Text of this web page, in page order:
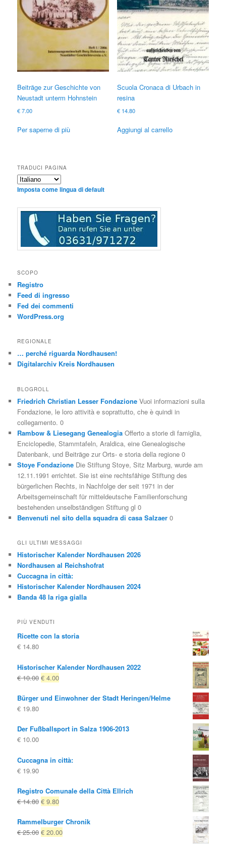
Beiträge zur Geschichte von
Neustadt unterm Hohnstein
€7.00
Per saperne di più
Scuola Cronaca di Urbach in
resina
€14.80
Aggiungi al carrello
TRADUCI PAGINA
Imposta come lingua di default
SCOPO
Registro
Feed di ingresso
Fed dei commenti
WordPress.org
REGIONALE
… perché riguarda Nordhausen!
Digitalarchiv Kreis Nordhausen
BLOGROLL
Friedrich Christian Lesser Fondazione Vuoi informazioni sulla
Fondazione, le loro attività e soprattutto, che è quindi in
collegamento. 0
Rambow & Liesegang Genealogia Offerto a storie di famiglia,
Enciclopedie, Stammtafeln, Araldica, eine Genealogische
Datenbank, und Beiträge zur Orts- e storia della regione 0
Stoye Fondazione Die Stiftung Stoye, Sitz Marburg, wurde am
12.11.1991 errichtet. Sie ist eine rechtsfähige Stiftung des
bürgerlichen Rechts, in Nachfolge der seit 1971 in der
Arbeitsgemeinschaft für mitteldeutsche Familienforschung
bestehenden unselbständigen Stiftung gl 0
Benvenuti nel sito della squadra di casa Salzaer 0
GLI ULTIMI MESSAGGI
Historischer Kalender Nordhausen 2026
Nordhausen al Reichshofrat
Cuccagna in città:
Historischer Kalender Nordhausen 2024
Banda 48 la riga gialla
PIÙ VENDUTI
Ricette con la storia
€ 14.80
Historischer Kalender Nordhausen 2022
€10.00 Il
originale
€ 4.00Il
attuale
Bürger und Einwohner der Stadt Heringen/Helme
€ 19.80
Der Fußballsport in Salza 1906-2013
€ 10.00
Cuccagna in città:
€ 19.90
Registro Comunale della Città Ellrich
€14.80 Il
originale
era:
€ 9.80Il
attuale
è:
Rammelburger Chronik
€25.00 Il
€ 20.00Il